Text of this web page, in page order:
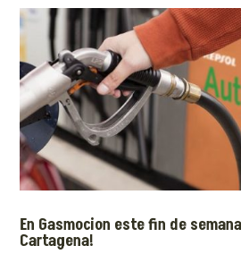
En Gasmocion este fin de
Cartagena!